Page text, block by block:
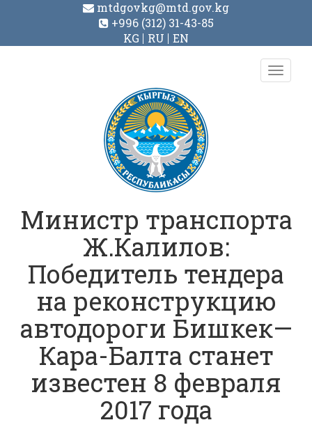
mtdgovkg@mtd.gov.kg
+996 (312) 31-43-85
KG
RU EN
Toggle
Министр транспорта
Ж.Калилов:
Победитель тендера
на реконструкцию
автодороги Бишкек—
Кара-Балта станет
известен 8 февраля
2017 года